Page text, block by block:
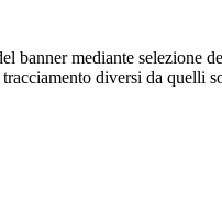
banner mediante
diversi da quelli